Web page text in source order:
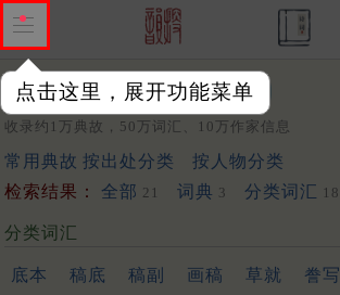
点击这里，展开功能菜单
关键词：
收录约1万典故，50万词汇、10万作家信息
常用典故 按出处分类
按人物分类
检索结果：
全部 21 词典 3 分类词汇 18
分类词汇
底本 稿底 稿副 画稿 草就 誊写